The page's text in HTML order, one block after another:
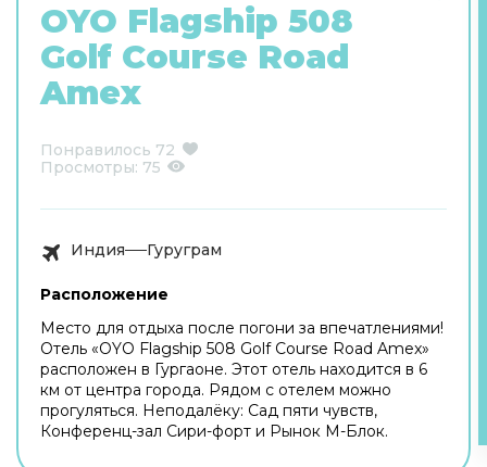
OYO Flagship 508
Golf Course Road
Amex
Понравилось 72
Просмотры: 75
Индия Гуруграм
Расположение
Место для отдыха после погони за впечатлениями!
Отель «OYO Flagship 508 Golf Course Road Amex»
расположен в Гургаоне. Этот отель находится в 6
км от центра города. Рядом с отелем можно
прогуляться. Неподалёку: Сад пяти чувств,
Конференц-зал Сири-форт и Рынок М-Блок.